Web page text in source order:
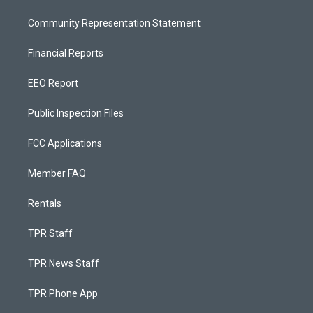
Community Representation Statement
Financial Reports
EEO Report
Public Inspection Files
FCC Applications
Member FAQ
Rentals
TPR Staff
TPR News Staff
TPR Phone App